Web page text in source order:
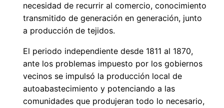
necesidad de recurrir al comercio, conocimiento
transmitido de generación en generación, junto
a producción de tejidos.
El periodo independiente desde 1811 al 1870,
ante los problemas impuesto por los gobiernos
vecinos se impulsó la producción local de
autoabastecimiento y potenciando a las
comunidades que produjeran todo lo necesario,